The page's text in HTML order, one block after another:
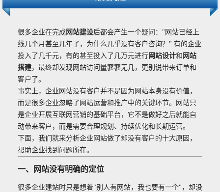
很多企业在完成网站建设后都会产生一个疑问："网站已经上
线几个月甚至几年了，为什么几乎没有客户咨询？" 有的企业
投入了几千元，有的甚至投入了几万元进行网站设计和 网站
搭建，最终却发现网站访问量寥寥无几，更别说带来订单和
客户了。
事实上，企业网站没有客户并不是因为网站本身没有价值，
而是很多企业忽略了网站运营和推广中的关键环节。网站只
是企业开展互联网营销的基础平台，它不是做好之后就能自
动带来客户，而是需要合理规划、持续优化和长期运营。
下面，我们就来分析企业网站做了却没有客户的十大原因，
帮助企业找到问题所在。
一、网站没有明确的定位
很多企业建站时只是想着"别人有网站，我也要有一个"，却没